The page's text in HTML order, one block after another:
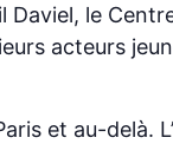
le
acteurs
et au-delà.